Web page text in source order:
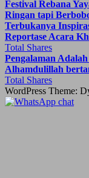
Festival Rebana
Ringan tapi
Terbukanya
Reportase Acara
Total Shares
Pengalaman
Alhamdulillah
Total Shares
WordPress Theme: